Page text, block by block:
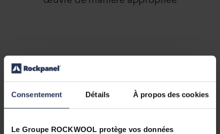
Consentement Détails À propos des cookies
Le Groupe ROCKWOOL protège vos données
Un revêtement de façade sûr
Pour se conformer aux normes les plus strictes
en matière de sécurité incendie, lesmatériaux
incombustiblespour les revêtements de façade
choix. Installez-les toujours correctement,